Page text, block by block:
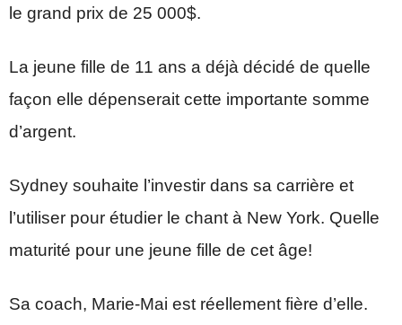
le grand prix de 25 000$.
La jeune fille de 11 ans a déjà décidé de quelle
façon elle dépenserait cette importante somme
d’argent.
Sydney souhaite l’investir dans sa carrière et
l’utiliser pour étudier le chant à New York. Quelle
maturité pour une jeune fille de cet âge!
Sa coach, Marie-Mai est réellement fière d’elle.